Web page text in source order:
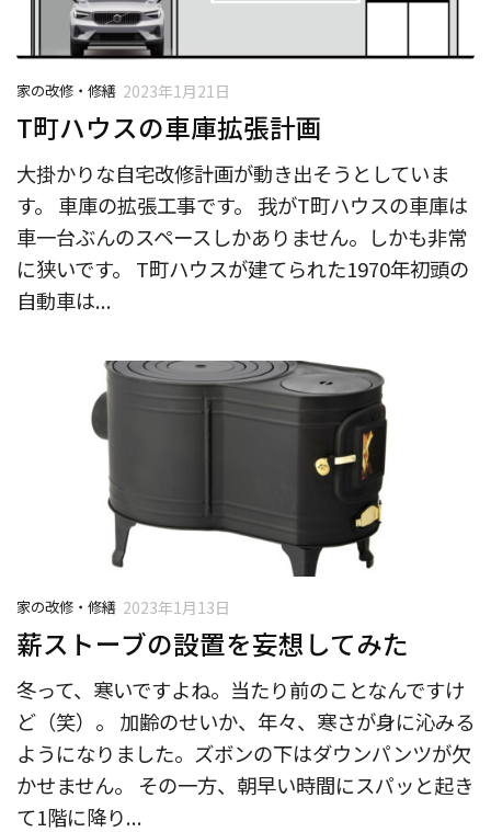
家の改修・修繕 2023年1月21日
T町ハウスの車庫拡張計画
大掛かりな自宅改修計画が動き出そうとしていま
す。 車庫の拡張工事です。 我がT町ハウスの車庫は
車一台ぶんのスペースしかありません。しかも非常
に狭いです。 T町ハウスが建てられた1970年初頭の
自動車は...
家の改修・修繕 2023年1月13日
薪ストーブの設置を妄想してみた
冬って、寒いですよね。当たり前のことなんですけ
ど（笑）。 加齢のせいか、年々、寒さが身に沁みる
ようになりました。ズボンの下はダウンパンツが欠
かせません。 その一方、朝早い時間にスパッと起き
て1階に降り...